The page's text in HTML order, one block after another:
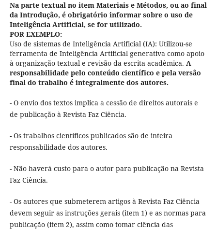
Na parte textual no item Materiais e Métodos, ou ao final
da Introdução, é obrigatório informar sobre o uso de
Inteligência Artificial, se for utilizado.
POR EXEMPLO:
Uso de sistemas de Inteligência Artificial (IA): Utilizou-se
ferramenta de Inteligência Artificial generativa como apoio
à organização textual e revisão da escrita acadêmica. A
responsabilidade pelo conteúdo científico e pela versão
final do trabalho é integralmente dos autores.
- O envio dos textos implica a cessão de direitos autorais e
de publicação à Revista Faz Ciência.
- Os trabalhos científicos publicados são de inteira
responsabilidade dos autores.
- Não haverá custo para o autor para publicação na Revista
Faz Ciência.
- Os autores que submeterem artigos à Revista Faz Ciência
devem seguir as instruções gerais (item 1) e as normas para
publicação (item 2), assim como tomar ciência das